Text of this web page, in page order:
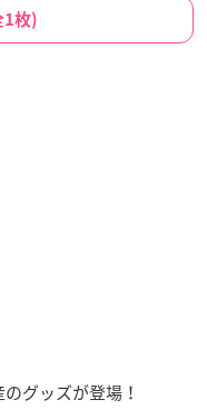
1枚)
グッズが登場！